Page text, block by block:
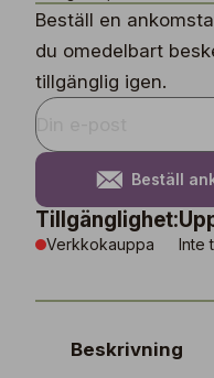
Beställ en
du omedelbart
tillgänglig igen.
Beställ
Tillgänglighet:
Verkkokauppa Inte
Beskrivning